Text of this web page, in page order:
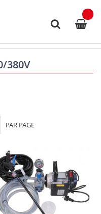
Rechercher
380V
PAR PAGE